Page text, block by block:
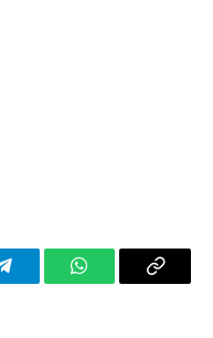
TelegramWhatsAppCopy